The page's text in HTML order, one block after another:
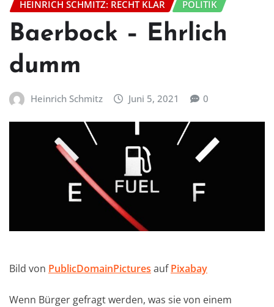
HEINRICH SCHMITZ: RECHT KLAR
POLITIK
Baerbock – Ehrlich
dumm
Heinrich Schmitz Juni 5, 2021 0
Bild von PublicDomainPictures aufPixabay
Wenn Bürger gefragt werden, was sie von einem